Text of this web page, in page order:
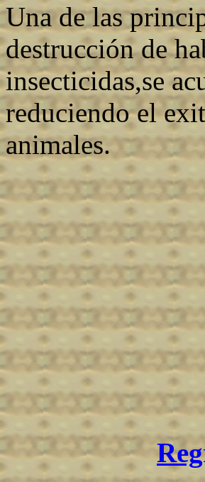
Una de las
destrucción de
insecticidas,se
reduciendo el
animales.